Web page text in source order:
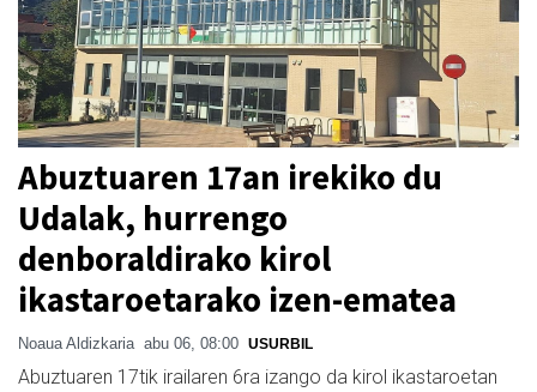
Abuztuaren 17an irekiko du
Udalak, hurrengo
denboraldirako kirol
ikastaroetarako izen-ematea
Noaua Aldizkaria abu 06, 08:00 USURBIL
Abuztuaren 17tik irailaren 6ra izango da kirol ikastaroetan